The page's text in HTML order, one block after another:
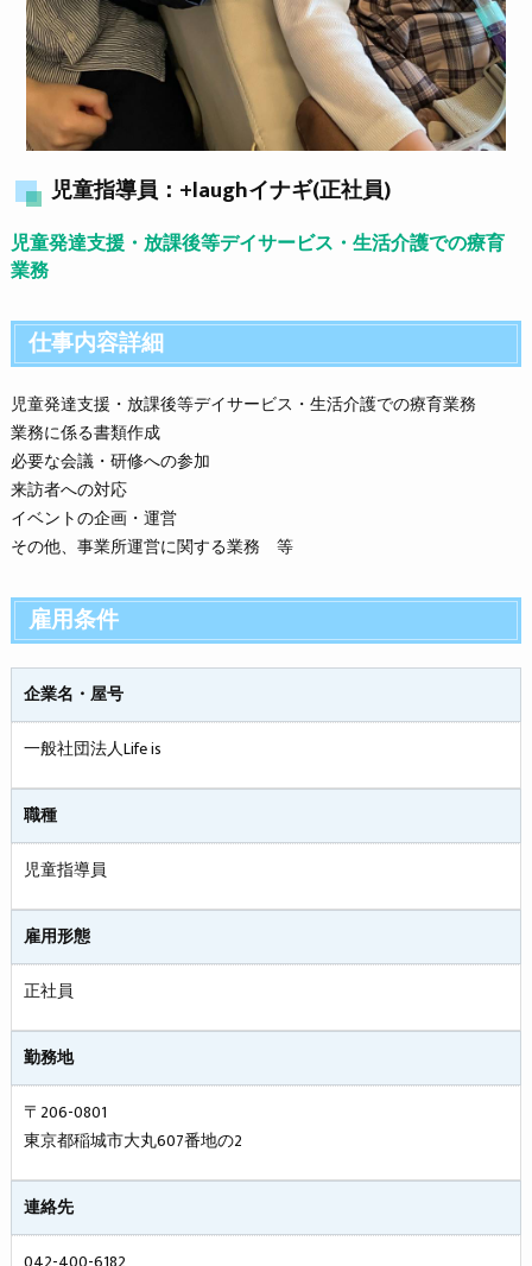
児童指導員：+laughイナギ(正社員)
児童発達支援・放課後等デイサービス・生活介護での療育
業務
仕事内容詳細
児童発達支援・放課後等デイサービス・生活介護での療育業務
業務に係る書類作成
必要な会議・研修への参加
来訪者への対応
イベントの企画・運営
その他、事業所運営に関する業務 等
雇用条件
企業名・屋号
一般社団法人Life is
職種
児童指導員
雇用形態
正社員
勤務地
〒206-0801
東京都稲城市大丸607番地の2
連絡先